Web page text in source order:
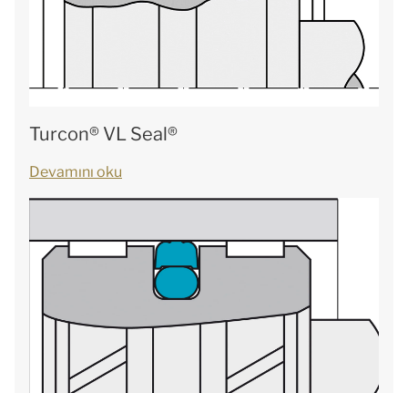
Turcon® VL Seal®
Devamını oku